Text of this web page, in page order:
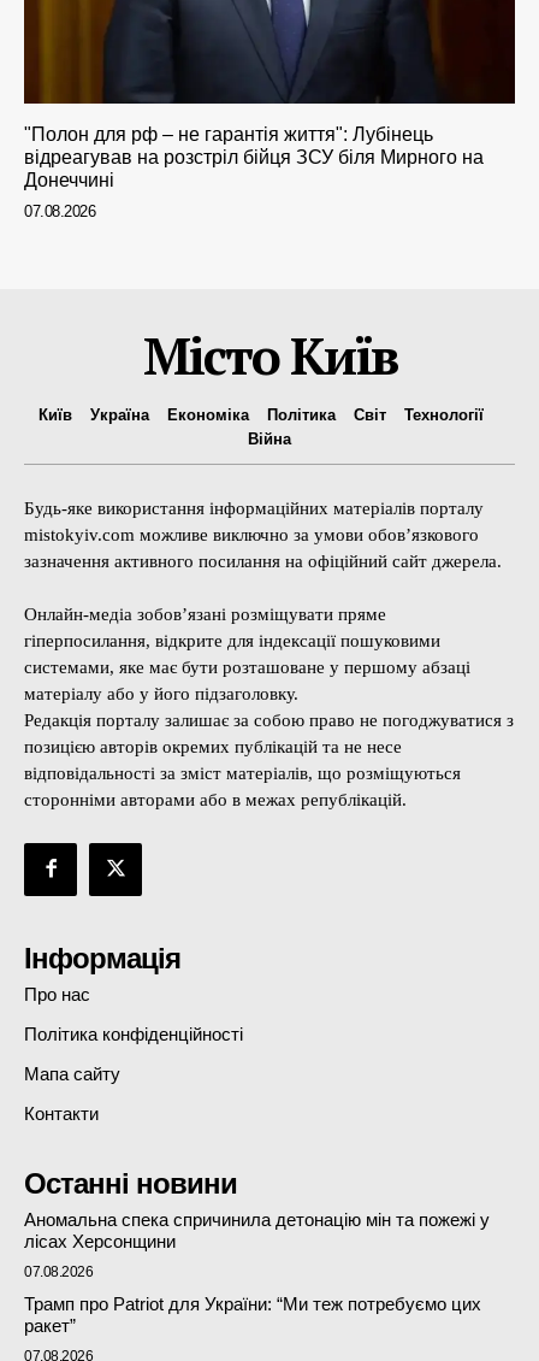
"Полон для рф – не гарантія життя": Лубінець
відреагував на розстріл бійця ЗСУ біля Мирного на
Донеччині
07.08.2026
Місто Київ
Київ Україна Економіка Політика Світ
Технології
Війна
Будь-яке використання інформаційних матеріалів порталу
mistokyiv.com можливе виключно за умови обов’язкового
зазначення активного посилання на офіційний сайт джерела.
Онлайн-медіа зобов’язані розміщувати пряме
гіперпосилання, відкрите для індексації пошуковими
системами, яке має бути розташоване у першому абзаці
матеріалу або у його підзаголовку.
Редакція порталу залишає за собою право не погоджуватися з
позицією авторів окремих публікацій та не несе
відповідальності за зміст матеріалів, що розміщуються
сторонніми авторами або в межах републікацій.
Інформація
Про нас
Політика конфіденційності
Мапа сайту
Контакти
Останні новини
Аномальна спека спричинила детонацію мін та пожежі у
лісах Херсонщини
07.08.2026
Трамп про Patriot для України: “Ми теж потребуємо цих
ракет”
07.08.2026